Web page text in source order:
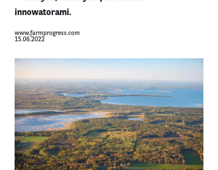
innowatorami.
www.farmprogress.com
15.06.2022